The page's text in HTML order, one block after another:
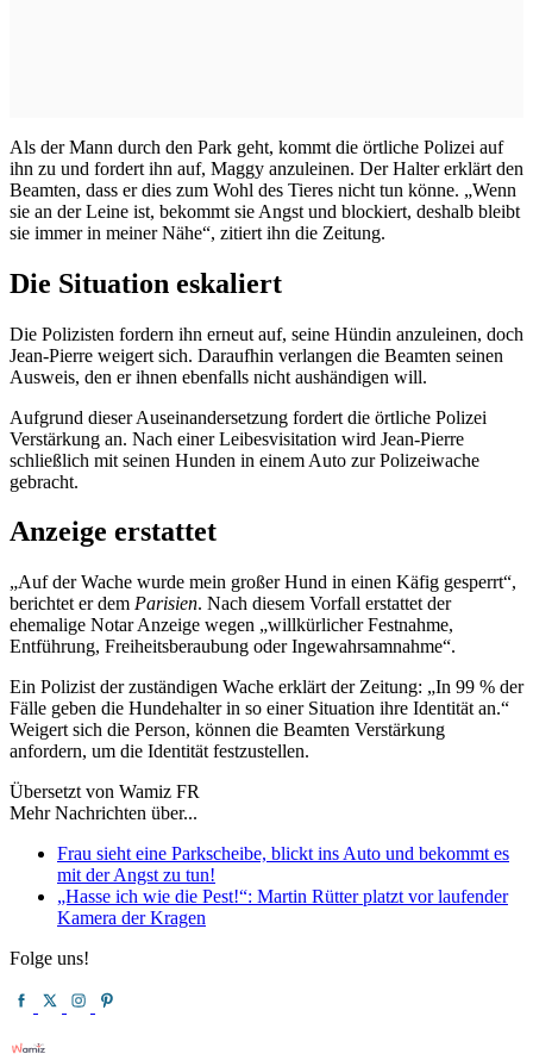
Als der Mann durch den Park geht, kommt die örtliche Polizei auf
ihn zu und fordert ihn auf, Maggy anzuleinen. Der Halter erklärt den
Beamten, dass er dies zum Wohl des Tieres nicht tun könne. „Wenn
sie an der Leine ist, bekommt sie Angst und blockiert, deshalb bleibt
sie immer in meiner Nähe“, zitiert ihn die Zeitung.
Die Situation eskaliert
Die Polizisten fordern ihn erneut auf, seine Hündin anzuleinen, doch
Jean-Pierre weigert sich. Daraufhin verlangen die Beamten seinen
Ausweis, den er ihnen ebenfalls nicht aushändigen will.
Aufgrund dieser Auseinandersetzung fordert die örtliche Polizei
Verstärkung an. Nach einer Leibesvisitation wird Jean-Pierre
schließlich mit seinen Hunden in einem Auto zur Polizeiwache
gebracht.
Anzeige erstattet
„Auf der Wache wurde mein großer Hund in einen Käfig gesperrt“,
berichtet er dem Parisien. Nach diesem Vorfall erstattet der
ehemalige Notar Anzeige wegen „willkürlicher Festnahme,
Entführung, Freiheitsberaubung oder Ingewahrsamnahme“.
Ein Polizist der zuständigen Wache erklärt der Zeitung: „In 99 % der
Fälle geben die Hundehalter in so einer Situation ihre Identität an.“
Weigert sich die Person, können die Beamten Verstärkung
anfordern, um die Identität festzustellen.
Übersetzt von Wamiz FR
Mehr Nachrichten über...
Frau sieht eine Parkscheibe, blickt ins Auto und bekommt es
mit der Angst zu tun!
„Hasse ich wie die Pest!“: Martin Rütter platzt vor laufender
Kamera der Kragen
Folge uns!